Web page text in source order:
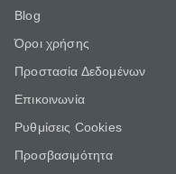
Blog
Όροι χρήσης
Προστασία Δεδομένων
Επικοινωνία
Ρυθμίσεις Cookies
Προσβασιμότητα